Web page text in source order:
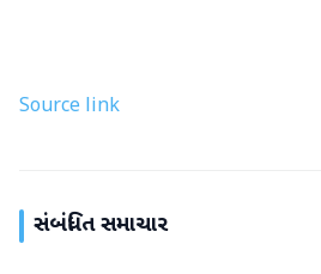
Source link
સંબંધિત સમાચાર